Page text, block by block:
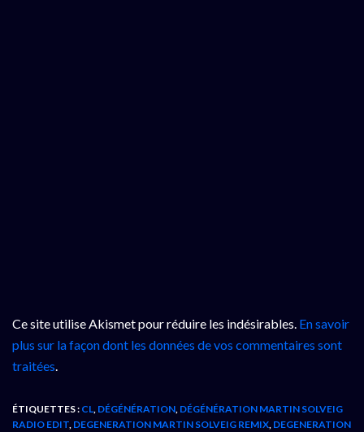
Ce site utilise Akismet pour réduire les indésirables. En savoir
plus sur la façon dont les données de vos commentaires sont
traitées.
ÉTIQUETTES : CL DÉGÉNÉRATION DÉGÉNÉRATION MARTIN SOLVEIG
RADIO EDIT DEGENERATION MARTIN SOLVEIG REMIX DEGENERATION